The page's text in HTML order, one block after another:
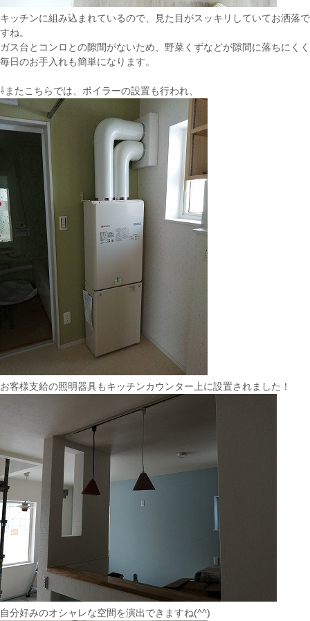
キッチンに組み込まれているので、見た目がスッキリしていてお洒落で
すね。
ガス台とコンロとの隙間がないため、野菜くずなどが隙間に落ちにくく
毎日のお手入れも簡単になります。
⇩またこちらでは、ボイラーの設置も行われ、
お客様支給の照明器具もキッチンカウンター上に設置されました！
自分好みのオシャレな空間を演出できますね(^^)